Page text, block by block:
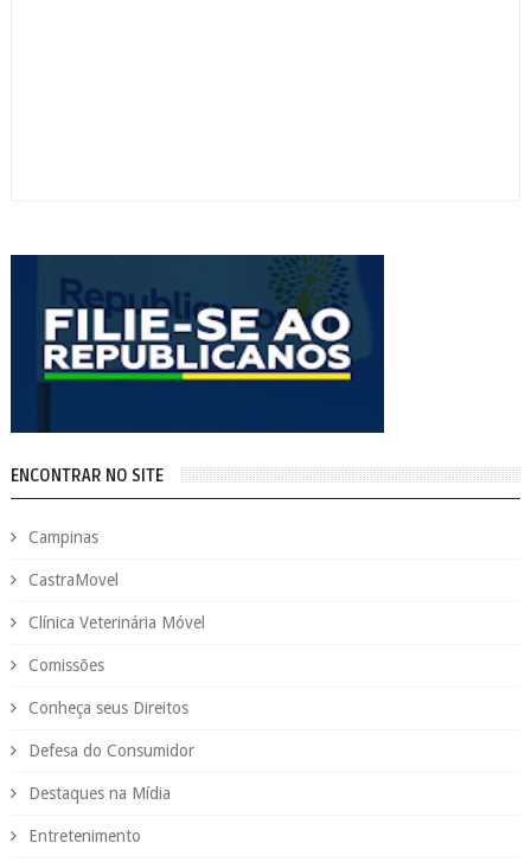
ENCONTRAR NO SITE
Campinas
CastraMovel
Clínica Veterinária Móvel
Comissões
Conheça seus Direitos
Defesa do Consumidor
Destaques na Mídia
Entretenimento